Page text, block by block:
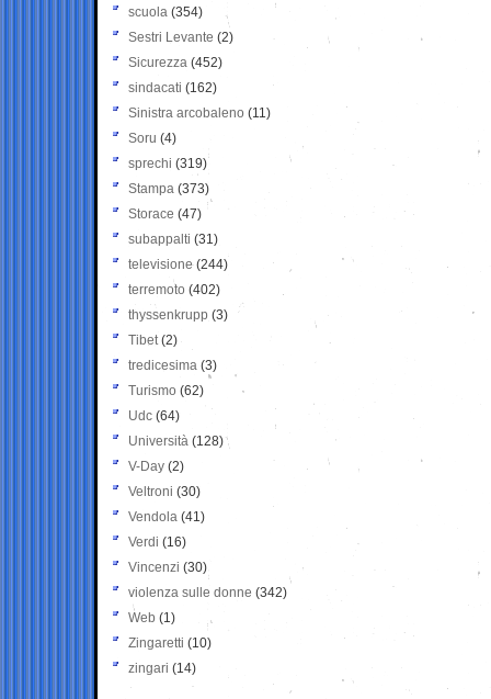
scuola (354)
Sestri Levante (2)
Sicurezza (452)
sindacati (162)
Sinistra arcobaleno (11)
Soru (4)
sprechi (319)
Stampa (373)
Storace (47)
subappalti (31)
televisione(244)
terremoto (402)
thyssenkrupp (3)
Tibet(2)
tredicesima (3)
Turismo (62)
Udc (64)
Università (128)
V-Day (2)
Veltroni (30)
Vendola (41)
Verdi (16)
Vincenzi (30)
violenza sulle donne (342)
Web (1)
Zingaretti (10)
zingari (14)